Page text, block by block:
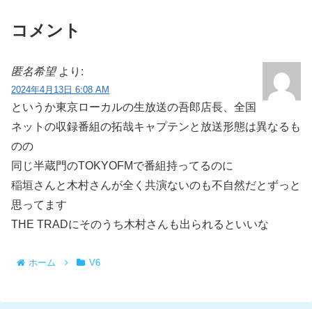
コメント
匿名希望 より:
2024年4月13日 6:08 AM
というか東京ローカルの生放送の吾郎店長、全国
ネットの収録番組の拓哉キャプテンと放送形態は異なるも
のの
同じ半蔵門のTOKYOFMで番組持ってるのに
稲垣さんと木村さんが全く共演ないのも不自然だとずっと
思ってます
THE TRADにそのうち木村さんも出られるといいな
ホーム V6